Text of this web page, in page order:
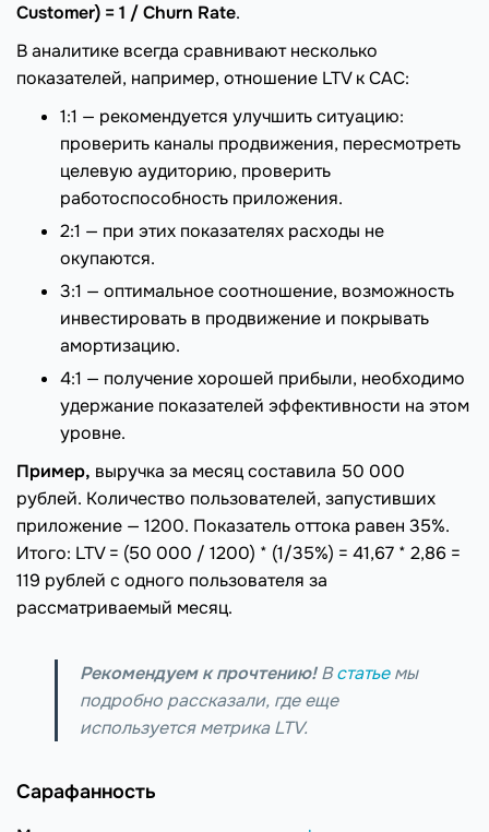
Customer) = 1 / Churn Rate.
В аналитике всегда сравнивают несколько
показателей, например, отношение LTV к CAC:
1:1 — рекомендуется улучшить ситуацию:
проверить каналы продвижения, пересмотреть
целевую аудиторию, проверить
работоспособность приложения.
2:1 — при этих показателях расходы не
окупаются.
3:1 — оптимальное соотношение, возможность
инвестировать в продвижение и покрывать
амортизацию.
4:1 — получение хорошей прибыли, необходимо
удержание показателей эффективности на этом
уровне.
Пример, выручка за месяц составила 50 000
рублей. Количество пользователей, запустивших
приложение — 1200. Показатель оттока равен 35%.
Итого: LTV = (50 000 / 1200) * (1/35%) = 41,67 * 2,86 =
119 рублей с одного пользователя за
рассматриваемый месяц.
Рекомендуем к прочтению!Встатьемы
подробно рассказали, где еще
используется метрика LTV.
Сарафанность